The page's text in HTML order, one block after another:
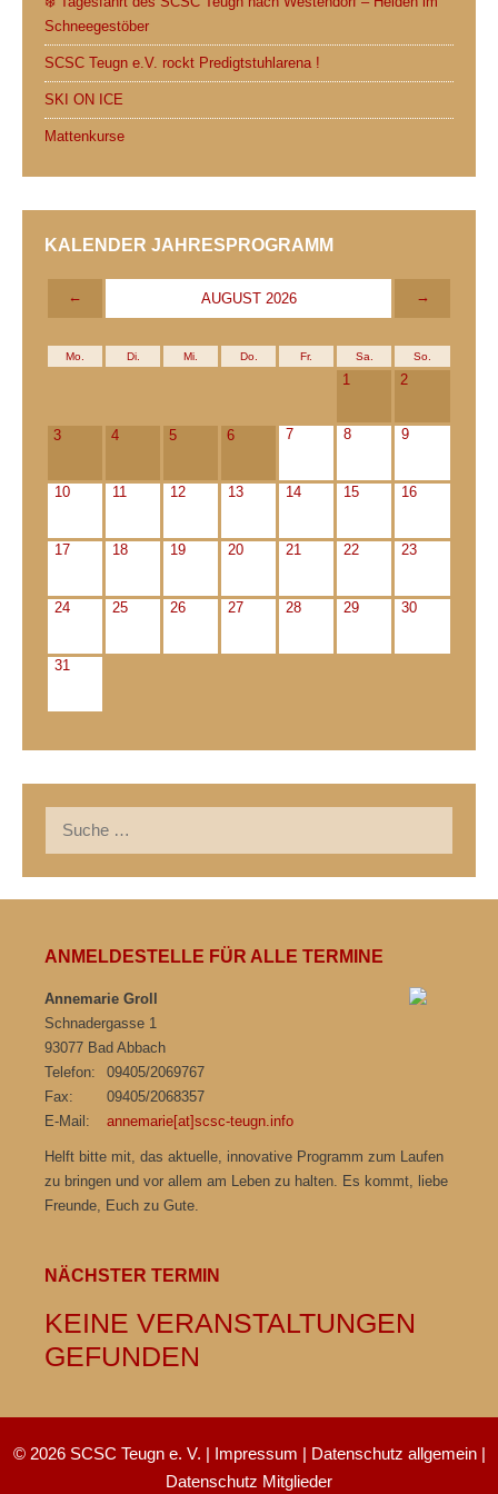
Schneegestöber
SCSC Teugn e.V. rockt Predigtstuhlarena !
SKI ON ICE
Mattenkurse
KALENDER JAHRESPROGRAMM
← AUGUST 2026 →
Mo. Di. Mi. Do. Fr. Sa. So.
1 2
3 4 5 6 7 8 9
10 11 12 13 14 15 16
17 18 19 20 21 22 23
24 25 26 27 28 29 30
31
nach:
ANMELDESTELLE FÜR ALLE TERMINE
Annemarie Groll
Schnadergasse 1
93077 Bad Abbach
Telefon:
09405/2069767
Fax:
09405/2068357
E-Mail:
annemarie[at]scsc-teugn.info
Helft bitte mit, das aktuelle, innovative Programm zum Laufen
zu bringen und vor allem am Leben zu halten. Es kommt, liebe
Freunde, Euch zu Gute.
NÄCHSTER TERMIN
KEINE VERANSTALTUNGEN
GEFUNDEN
© 2026 SCSC Teugn e. V. | Impressum | Datenschutz allgemein|
Datenschutz Mitglieder